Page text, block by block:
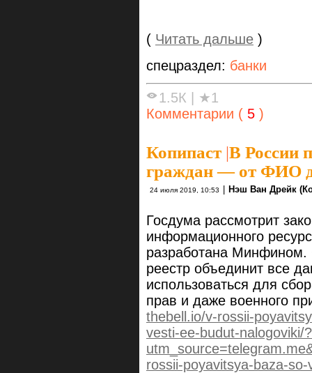
( Читать дальше )
спецраздел: банки
1.5К | ★1
Комментарии ( 5 )
Копипаст |В России
граждан — от ФИО
24 июля 2019, 10:53 | Нэш Ван Дрейк
Госдума рассмотрит
информационного
разработана
реестр объединит все
использоваться для
прав и даже военного
thebell.io/v-rossii-
vesti-ee-budut-nalogoviki/?
rossii-poyavitsya-baza-